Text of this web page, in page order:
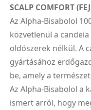
SCALP COMFORT
Az Alpha-Bisabolol
közvetlenül a
oldószerek nélkül. A
gyártásához
be, amely a
Az Alpha-Bisabolol a
ismert arról, hogy